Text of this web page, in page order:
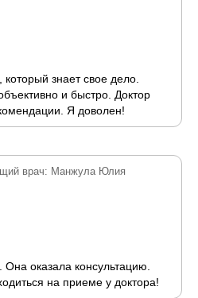
знает свое дело.
и быстро. Доктор
Я доволен!
врач: Манжула Юлия
оказала консультацию.
на приеме у доктора!